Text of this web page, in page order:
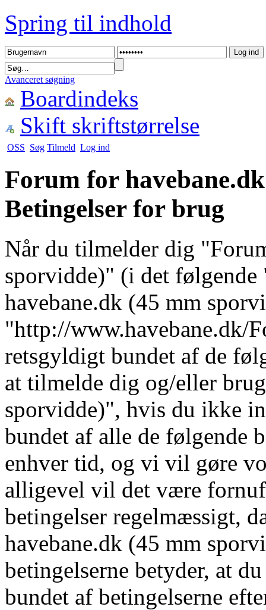
Spring til indhold
Avanceret søgning
Boardindeks
Skift skriftstørrelse
OSS Søg Tilmeld Log ind
Forum for
Betingelser for brug
Når du tilmelder dig
sporvidde)" (i det
havebane.dk (45 mm
"http://
retsgyldigt bundet af de
at tilmelde dig og/eller
sporvidde)", hvis du ikke
bundet af alle de følgende
enhver tid, og vi vil gøre
alligevel vil det være
betingelser regelmæssigt,
havebane.dk (45 mm
betingelserne betyder, at
bundet af betingelserne